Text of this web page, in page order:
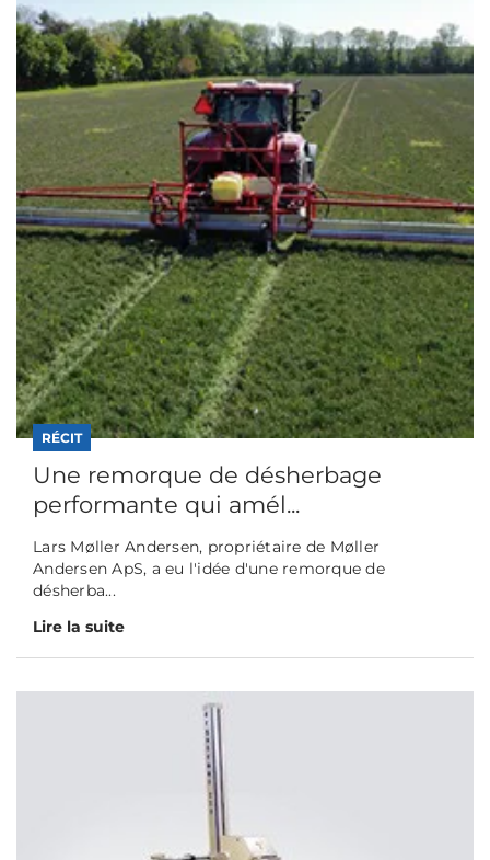
RÉCIT
Une remorque de désherbage
performante qui amél...
Lars Møller Andersen, propriétaire de Møller
Andersen ApS, a eu l'idée d'une remorque de
désherba...
Lire la suite